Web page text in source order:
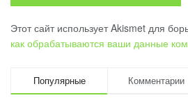
Этот сайт использует Akismet для
как обрабатываются ваши данные
Популярные Комментарии